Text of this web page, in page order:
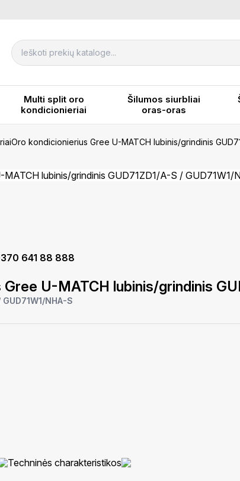
Multi split oro
kondicionieriai
Šilumos siurbliai
oras-oras
Oro kondicionierius Gree U-MATCH lubinis/grindinis
641 88 888
U-MATCH lubinis/grindinis
NHA-S
Techninės charakteristikos